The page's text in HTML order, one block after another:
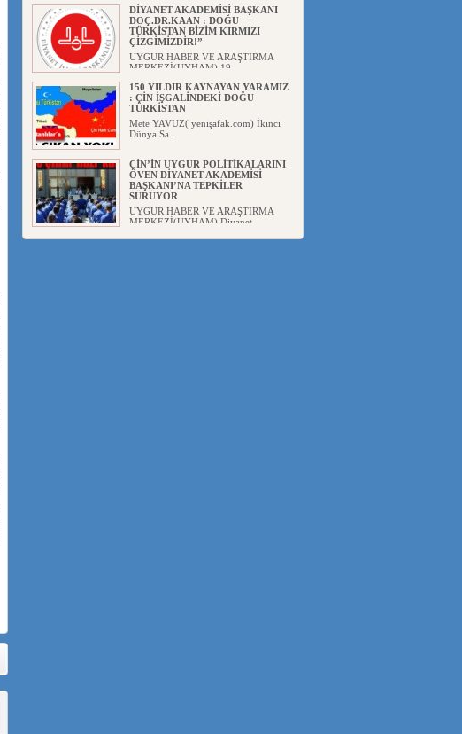
DİYANET AKADEMİSİ BAŞKANI
DOÇ.DR.KAAN : DOĞU
TÜRKİSTAN BİZİM KIRMIZI
ÇİZGİMİZDİR!”
UYGUR HABER VE ARAŞTIRMA
MERKEZİ(UYHAM) 19...
150 YILDIR KAYNAYAN YARAMIZ
: ÇİN İŞGALİNDEKİ DOĞU
TÜRKİSTAN
Mete YAVUZ( yenişafak.com) İkinci
Dünya Sa...
ÇİN’İN UYGUR POLİTİKALARINI
ÖVEN DİYANET AKADEMİSİ
BAŞKANI’NA TEPKİLER
SÜRÜYOR
UYGUR HABER VE ARAŞTIRMA
MERKEZİ(UYHAM) Diyanet
MHP’DEN URUMÇİ KATLİAMI